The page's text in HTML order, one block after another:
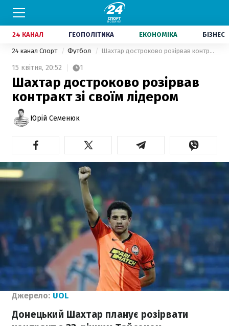
24 КАНАЛ ГЕОПОЛІТИКА ЕКОНОМІКА БІЗНЕС
24 канал Спорт Футбол Шахтар достроково розірвав контракт зі своїм лідером
15 квітня, 20:52 1
Шахтар достроково розірвав
контракт зі своїм лідером
Юрій Семенюк
Джерело: UOL
Донецький Шахтар планує розірвати